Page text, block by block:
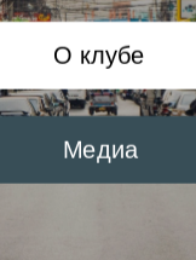
О клубе
Медиа